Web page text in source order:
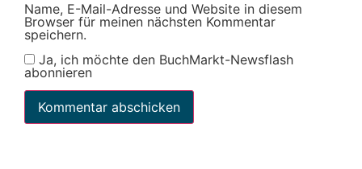
Name, E-Mail-Adresse und Website in diesem
Browser für meinen nächsten Kommentar
speichern.
Ja, ich möchte den BuchMarkt-Newsflash
abonnieren